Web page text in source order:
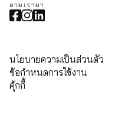
ตามเรามา
นโยบายความเป็นส่วนตัว
ข้อกำหนดการใช้งาน
คุ้กกี้